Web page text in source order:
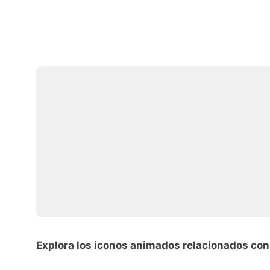
Explora los iconos animados relacionados